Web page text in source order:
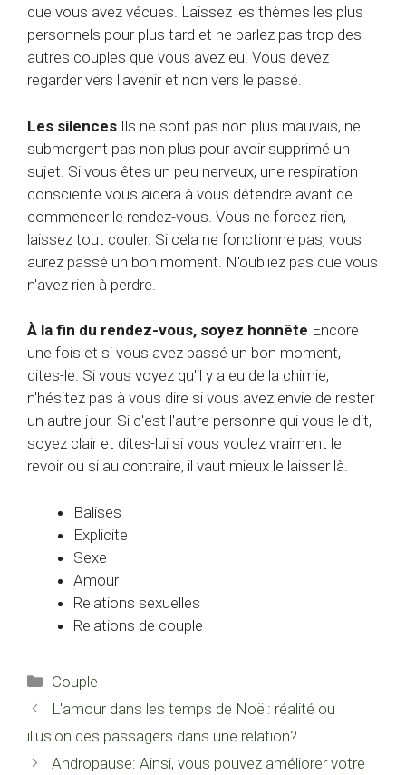
que vous avez vécues. Laissez les thèmes les plus
personnels pour plus tard et ne parlez pas trop des
autres couples que vous avez eu. Vous devez
regarder vers l'avenir et non vers le passé.
Les silences Ils ne sont pas non plus mauvais, ne
submergent pas non plus pour avoir supprimé un
sujet. Si vous êtes un peu nerveux, une respiration
consciente vous aidera à vous détendre avant de
commencer le rendez-vous. Vous ne forcez rien,
laissez tout couler. Si cela ne fonctionne pas, vous
aurez passé un bon moment. N'oubliez pas que vous
n'avez rien à perdre.
À la fin du rendez-vous, soyez honnête Encore
une fois et si vous avez passé un bon moment,
dites-le. Si vous voyez qu'il y a eu de la chimie,
n'hésitez pas à vous dire si vous avez envie de rester
un autre jour. Si c'est l'autre personne qui vous le dit,
soyez clair et dites-lui si vous voulez vraiment le
revoir ou si au contraire, il vaut mieux le laisser là.
Balises
Explicite
Sexe
Amour
Relations sexuelles
Relations de couple
Catégories
Couple
L'amour dans les temps de Noël: réalité ou
illusion des passagers dans une relation?
Andropause: Ainsi, vous pouvez améliorer votre